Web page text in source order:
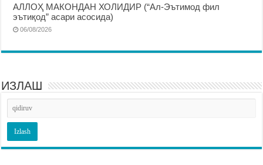
АЛЛОҲ МАКОНДАН ХОЛИДИР (“Ал-Эътимод фил
эътиқод” асари асосида)
06/08/2026
ИЗЛАШ